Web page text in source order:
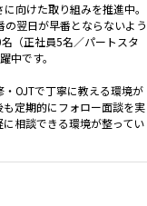
向けた取り組みを推進中。
翌日が早番とならないよう
（正社員5名／パートスタ
中です。
OJTで丁寧に教える環境が
定期的にフォロー面談を実
相談できる環境が整ってい